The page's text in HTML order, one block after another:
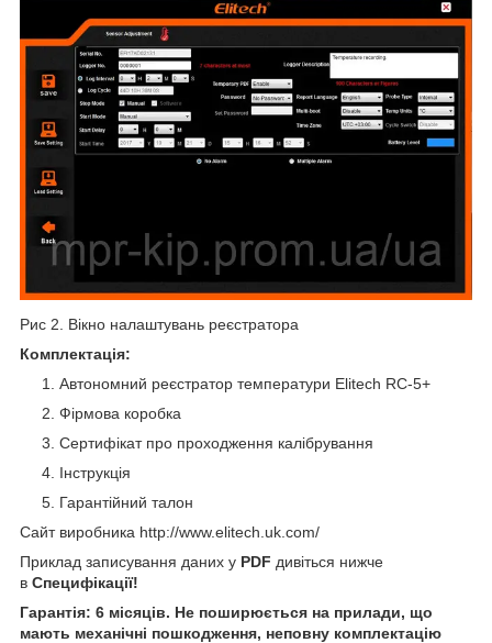
Рис 2. Вікно налаштувань реєстратора
Комплектація:
Автономний реєстратор температури Elitech RC-5+
Фірмова коробка
Сертифікат про проходження калібрування
Інструкція
Гарантійний талон
Сайт виробника http://www.elitech.uk.com/
Приклад записування даних у PDF дивіться нижче
в Специфікації!
Гарантія: 6 місяців. Не поширюється на прилади, що
мають механічні пошкодження, неповну комплектацію